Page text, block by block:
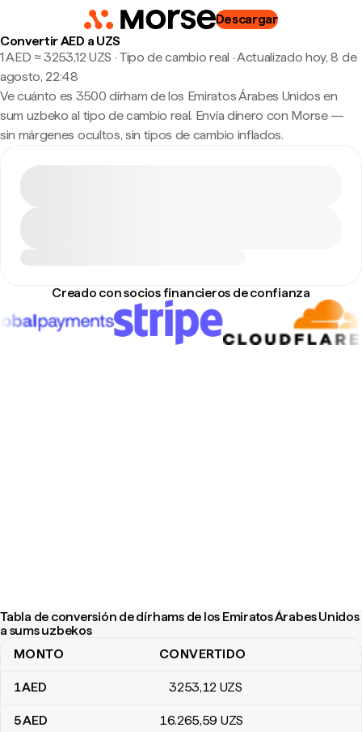
Descargar
Convertir AED a UZS
1 AED ≈ 3253,12 UZS · Tipo de cambio real ·Actualizado hoy, 8 de
agosto, 22:48
Ve cuánto es 3500 dírham de los Emiratos Árabes Unidos en
sum uzbeko al tipo de cambio real. Envía dinero con Morse —
sin márgenes ocultos, sin tipos de cambio inflados.
Creado con socios financieros de confianza
Tabla de conversión de dírhams de los Emiratos Árabes Unidos
a sums uzbekos
Tabla de conversión de dírhams de los Emiratos Árabes Unidos
MONTO CONVERTIDO
1AED 3253,12 UZS
5AED 16.265,59 UZS